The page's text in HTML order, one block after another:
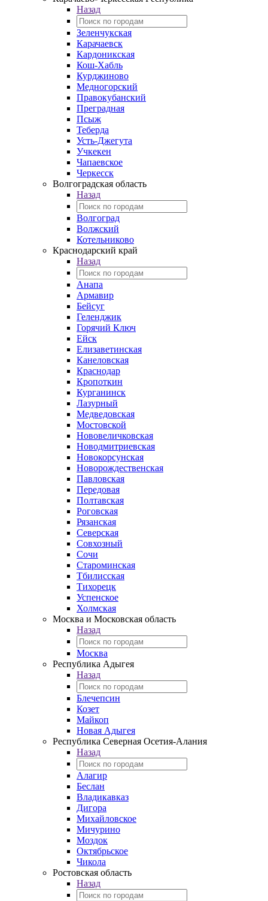
Назад
Зеленчукская
Карачаевск
Кардоникская
Кош-Хабль
Курджиново
Медногорский
Правокубанский
Преградная
Псыж
Теберда
Усть-Джегута
Учкекен
Чапаевское
Черкесск
Волгоградская область
Назад
Волгоград
Волжский
Котельниково
Краснодарский край
Назад
Анапа
Армавир
Бейсуг
Геленджик
Горячий Ключ
Ейск
Елизаветинская
Канеловская
Краснодар
Кропоткин
Курганинск
Лазурный
Медведовская
Мостовской
Нововеличковская
Новодмитриевская
Новокорсунская
Новорождественская
Павловская
Передовая
Полтавская
Роговская
Рязанская
Северская
Совхозный
Сочи
Староминская
Тбилисская
Тихорецк
Успенское
Холмская
Москва и Московская область
Назад
Москва
Республика Адыгея
Назад
Блечепсин
Козет
Майкоп
Новая Адыгея
Республика Северная Осетия-Алания
Назад
Алагир
Беслан
Владикавказ
Дигора
Михайловское
Мичурино
Моздок
Октябрьское
Чикола
Ростовская область
Назад